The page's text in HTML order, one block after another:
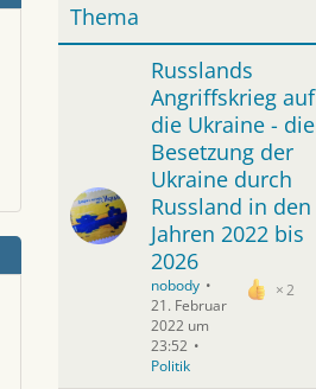
Thema
Russlands
Angriffskrieg auf
die Ukraine - die
Besetzung der
Ukraine durch
Russland in den
Jahren 2022 bis
2026
2
nobody
21. Februar
2022 um
23:52
Politik